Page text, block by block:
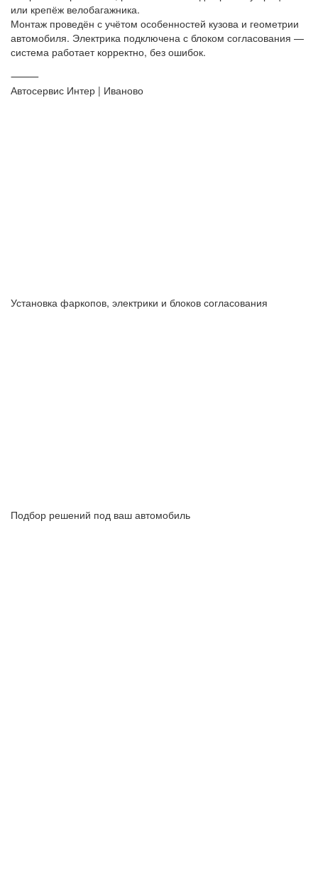
или крепёж велобагажника.
Монтаж проведён с учётом особенностей кузова и геометрии
автомобиля. Электрика подключена с блоком согласования —
система работает корректно, без ошибок.
⸻
Автосервис Интер | Иваново
Установка фаркопов, электрики и блоков согласования
Подбор решений под ваш автомобиль